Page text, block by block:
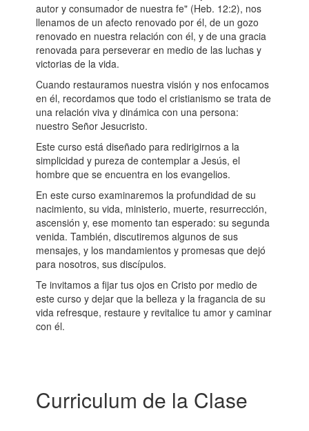
autor y consumador de nuestra fe" (Heb. 12:2), nos
llenamos de un afecto renovado por él, de un gozo
renovado en nuestra relación con él, y de una gracia
renovada para perseverar en medio de las luchas y
victorias de la vida.
Cuando restauramos nuestra visión y nos enfocamos
en él, recordamos que todo el cristianismo se trata de
una relación viva y dinámica con una persona:
nuestro Señor Jesucristo.
Este curso está diseñado para redirigirnos a la
simplicidad y pureza de contemplar a Jesús, el
hombre que se encuentra en los evangelios.
En este curso examinaremos la profundidad de su
nacimiento, su vida, ministerio, muerte, resurrección,
ascensión y, ese momento tan esperado: su segunda
venida. También, discutiremos algunos de sus
mensajes, y los mandamientos y promesas que dejó
para nosotros, sus discípulos.
Te invitamos a fijar tus ojos en Cristo por medio de
este curso y dejar que la belleza y la fragancia de su
vida refresque, restaure y revitalice tu amor y caminar
con él.
Curriculum de la Clase